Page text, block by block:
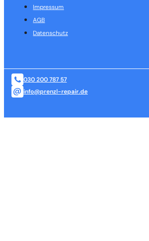
Impressum
AGB
Datenschutz
030 200 787 57
info@prenzl-repair.de